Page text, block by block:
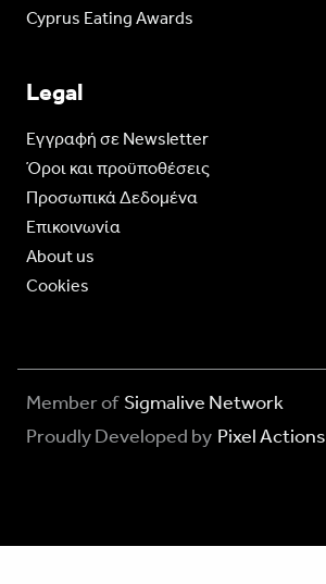
Cyprus Eating Awards
Legal
Eγγραφή σε Newsletter
Όροι και προϋποθέσεις
Προσωπικά Δεδομένα
Επικοινωνία
About us
Cookies
Member of Sigmalive Network
Proudly Developed by Pixel Actions